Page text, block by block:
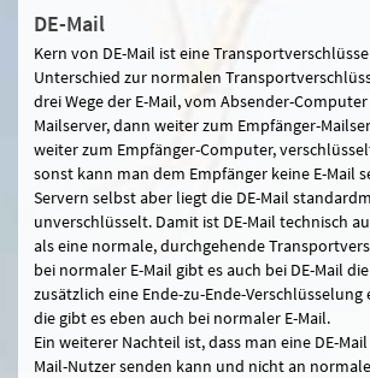
DE-Mail
Kern von DE-Mail ist eine
Unterschied zur normalen
drei Wege der E-Mail, vom Absender-
Mailserver, dann weiter zum Empfänger-
weiter zum Empfänger-Computer,
sonst kann man dem Empfänger keine E-Mail
Servern selbst aber liegt die DE-Mail
unverschlüsselt. Damit ist DE-Mail technisch
als eine normale, durchgehende
bei normaler E-Mail gibt es auch bei DE-Mail
zusätzlich eine Ende-zu-Ende-Verschlüsselung
die gibt es eben auch bei normaler E-Mail.
Ein weiterer Nachteil ist, dass man eine DE-
Mail-Nutzer senden kann und nicht an